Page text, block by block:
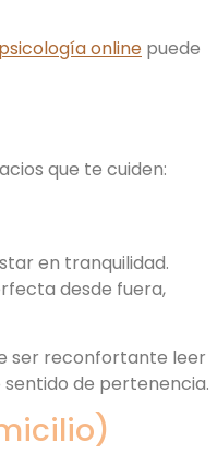
psicología online puede
que te cuiden:
en tranquilidad.
desde fuera,
ser reconfortante leer
de pertenencia.